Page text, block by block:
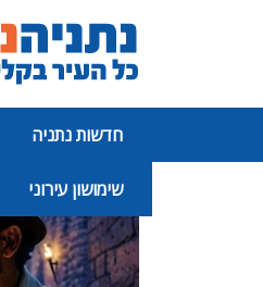
חדשות נתניה
שימושון עירוני
פרסומת